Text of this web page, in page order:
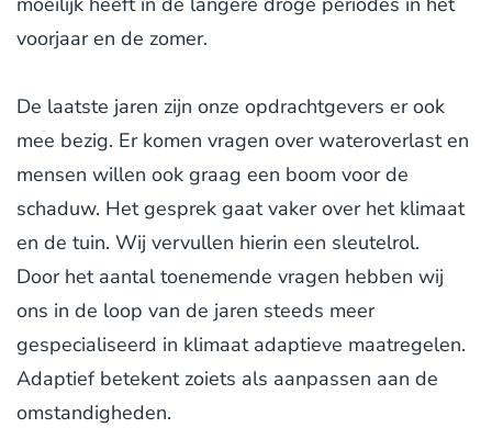
voorjaar en de zomer.
De laatste jaren zijn onze opdrachtgevers er ook
mee bezig. Er komen vragen over wateroverlast en
mensen willen ook graag een boom voor de
schaduw. Het gesprek gaat vaker over het klimaat
en de tuin. Wij vervullen hierin een sleutelrol.
Door het aantal toenemende vragen hebben wij
ons in de loop van de jaren steeds meer
gespecialiseerd in klimaat adaptieve maatregelen.
Adaptief betekent zoiets als aanpassen aan de
omstandigheden.